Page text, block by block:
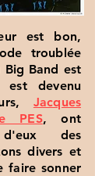
est bon,
troublée
Band est
devenu
Jacques
PES, ont
des
divers et
faire sonner